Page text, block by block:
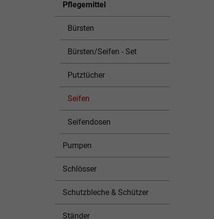
Pflegemittel
Bürsten
Bürsten/Seifen - Set
Putztücher
Seifen
Seifendosen
Pumpen
Schlösser
Schutzbleche & Schützer
Ständer